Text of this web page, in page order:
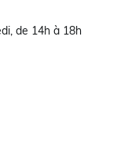
de 14h à 18h